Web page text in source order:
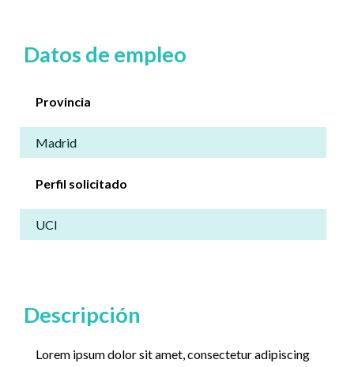
Datos de empleo
Provincia
Madrid
Perfil solicitado
UCI
Descripción
Lorem ipsum dolor sit amet, consectetur adipiscing